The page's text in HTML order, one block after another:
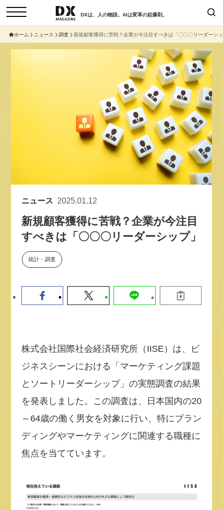
DXは、人の物語。AIは変革の起爆剤。
インタビュー
ニュース
日本オムニチャネル協会
トップページ
特集
動画
サイトマップ
検索
現在開催予定のセミナー
【8/12開催】「イノベーションを
数値化する」～投資される事業の
基準と、終活DX「SouSou」に
学ぶ資金調達・巻き込みのリアル
2026-06-10
セミナー
【9/30開催】AIで何でもできる時
代に、なぜ「DX人財」というキ
ホーム ニュース 調査 新規顧客獲得に苦戦？企業が今注目すべきは「〇〇〇リーダーシ
ニュース 2025.01.12
新規顧客獲得に苦戦？企業が今注目
すべきは「〇〇〇リーダーシップ」
統計・調査
株式会社国際社会経済研究所（IISE）は、ビ
ジネスシーンにおける「マーケティング課題
とソートリーダーシップ」の実態調査の結果
を発表しました。この調査は、日本国内の20
～64歳の働く男女を対象に行い、特にブラン
ディングやマーケティングに関連する職種に
焦点を当てています。